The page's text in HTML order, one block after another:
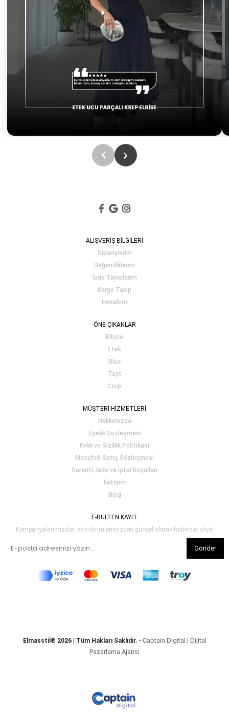
ALIŞVERİŞ BİLGİLERİ
Siparişlerim
Beğendiklerim
İade Taleplerim
Kargo Takip
Hesabım
ÖNE ÇIKANLAR
Elbise
Etek
Bluz
Tayt
Crop
MÜŞTERİ HİZMETLERİ
Hakkımızda
Üyelik Sözleşmesi
Kvkk ve Gizlilik Politikası
Mesafeli Satış Sözleşmesi
Garanti, İade ve İptal Koşulları
İletişim
Blog
E-BÜLTEN KAYIT
Kampanyalarımızdan ve indirimlerimizden güncel olarak haberdar olun!
Gönder
Elmasstil® 2026 | Tüm Hakları Saklıdır. • Captain Digital | Dijital
Pazarlama Ajansı